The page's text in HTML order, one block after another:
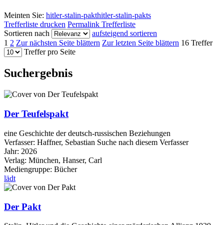
Meinten Sie: hitler-stalin-pakthitler-stalin-pakts
Trefferliste drucken Permalink Trefferliste
Sortieren nach
aufsteigend sortieren
1 2 Zur nächsten Seite blättern Zur letzten Seite blättern 16 Treffer
Treffer pro Seite
Suchergebnis
Der Teufelspakt
eine Geschichte der deutsch-russischen Beziehungen
Verfasser: Haffner, Sebastian Suche nach diesem Verfasser
Jahr: 2026
Verlag: München, Hanser, Carl
Mediengruppe: Bücher
lädt
Der Pakt